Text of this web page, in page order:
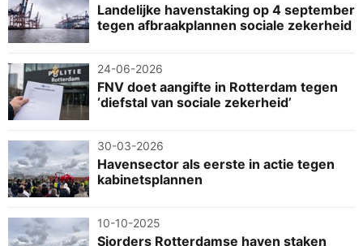
Landelijke havenstaking op 4 september
tegen afbraakplannen sociale zekerheid
24-06-2026
FNV doet aangifte in Rotterdam tegen
‘diefstal van sociale zekerheid’
30-03-2026
Havensector als eerste in actie tegen
kabinetsplannen
10-10-2025
Sjorders Rotterdamse haven staken